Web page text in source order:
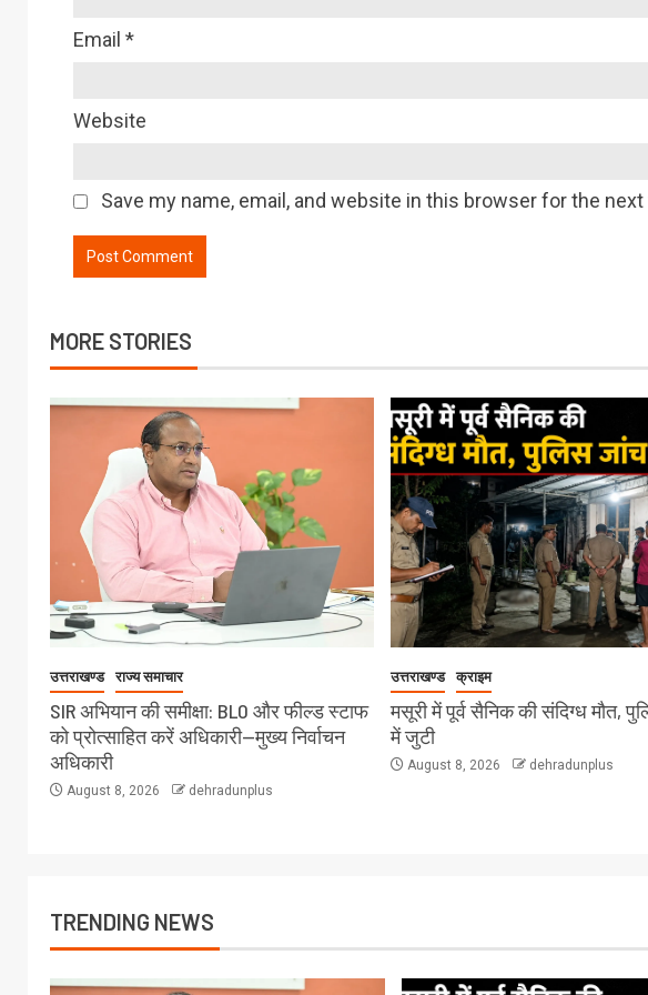
Email *
Website
Save my name, email, and website in this browser for the
MORE STORIES
उत्तराखण्ड राज्य समाचार
SIR अभियान की समीक्षा: BLO और फील्ड स्टाफ
को प्रोत्साहित करें अधिकारी—मुख्य निर्वाचन
अधिकारी
August 8, 2026 dehradunplus
उत्तराखण्ड क्राइम
मसूरी में पूर्व सैनिक की संदिग्ध मौत,
में जुटी
August 8, 2026 dehradunplus
TRENDING NEWS